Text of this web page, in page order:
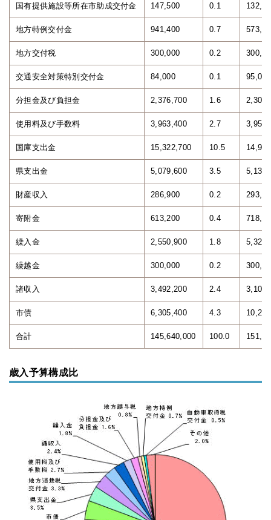
国有提供施設等所在市助成交付金 147,500 0.1
地方特例交付金 941,400 0.7
地方交付税 300,000 0.2
交通安全対策特別交付金 84,000 0.1 95,000
分担金及び負担金 2,376,700 1.6
使用料及び手数料 3,963,400 2.7
国庫支出金 15,322,700 10.5
県支出金 5,079,600 3.5
財産収入 286,900 0.2
寄附金 613,200 0.4
繰入金 2,550,900 1.8
繰越金 300,000 0.2
諸収入 3,492,200 2.4
市債 6,305,400 4.3
合計 145,640,000 100.0
歳入予算構成比